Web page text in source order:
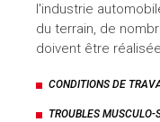
l'industrie
du terrain, de
doivent être
CONDITIONS DE
TROUBLES MUSCULO-